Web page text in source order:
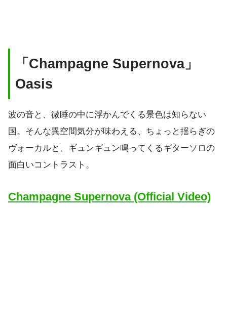
「Champagne Supernova」
Oasis
波の音と、微睡の中に浮かんでくる景色は知らない
国。そんな異空間気分が味わえる、ちょっと揺らぎの
ヴォーカルと、ギュンギュン鳴ってくるギターソロの
面白いコントラスト。
Champagne Supernova (Official Video)